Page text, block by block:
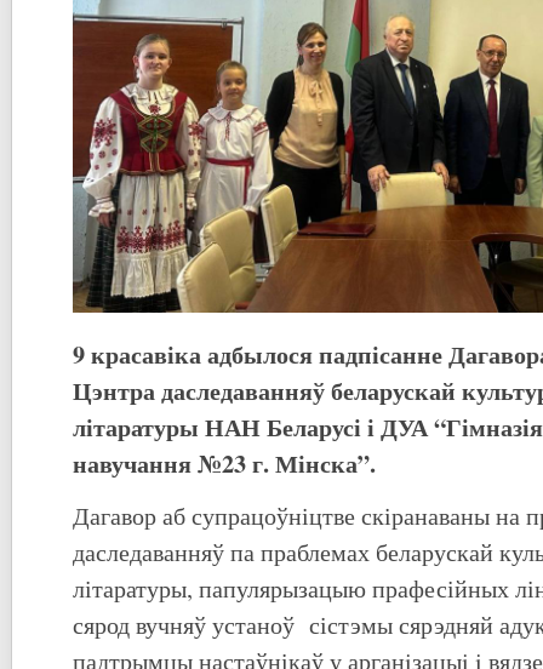
9 красавіка адбылося падпісанне
Цэнтра даследаванняў беларускай
літаратуры НАН Беларусі і ДУА
навучання №23 г. Мінска”.
Дагавор аб супрацоўніцтве скіранаваны на
даследаванняў па праблемах беларускай
літаратуры, папулярызацыю прафесійных
сярод вучняў устаноў сістэмы сярэдняй
падтрымцы настаўнікаў у арганiзацыi i